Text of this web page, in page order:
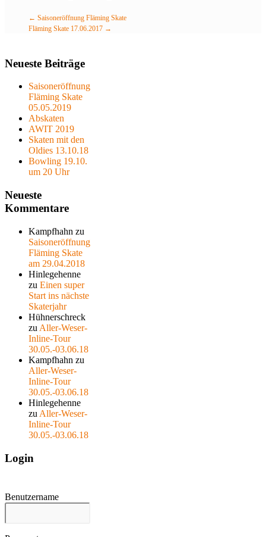
← Saisoneröffnung Fläming Skate
Fläming Skate 17.06.2017 →
Neueste Beiträge
Saisoneröffnung
Fläming Skate
05.05.2019
Abskaten
AWIT 2019
Skaten mit den
Oldies 13.10.18
Bowling 19.10.
um 20 Uhr
Neueste
Kommentare
Kampfhahn zu
Saisoneröffnung
Fläming Skate
am 29.04.2018
Hinlegehenne
zu Einen super
Start ins nächste
Skaterjahr
Hühnerschreck
zu Aller-Weser-
Inline-Tour
30.05.-03.06.18
Kampfhahn zu
Aller-Weser-
Inline-Tour
30.05.-03.06.18
Hinlegehenne
zu Aller-Weser-
Inline-Tour
30.05.-03.06.18
Login
Benutzername